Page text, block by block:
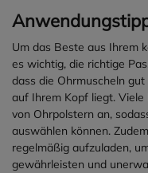
(Beamforming)
Mikrofon-Sensitivität:
dBFS/Pa (Angabe
Treiber: 35 mm
Frequenzbereich: 20 Hz –
kHz (Audio), bis 8 kHz
Bluetooth-Profile: HSP,
A2DP, AVRCP, PBAP, SPP
Gehörschutz: EN50332
Gleichzeitige Verbindung:
Um das Beste aus Ihrem
es wichtig, die richtige
dass die Ohrmuscheln
auf Ihrem Kopf liegt.
von Ohrpolstern an,
auswählen können.
regelmäßig aufzuladen,
gewährleisten und